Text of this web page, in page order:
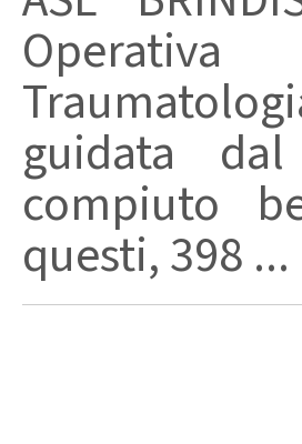
guidata
compiuto
questi, 398 ...